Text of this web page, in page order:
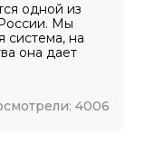
одной из
Мы
система, на
она дает
4006